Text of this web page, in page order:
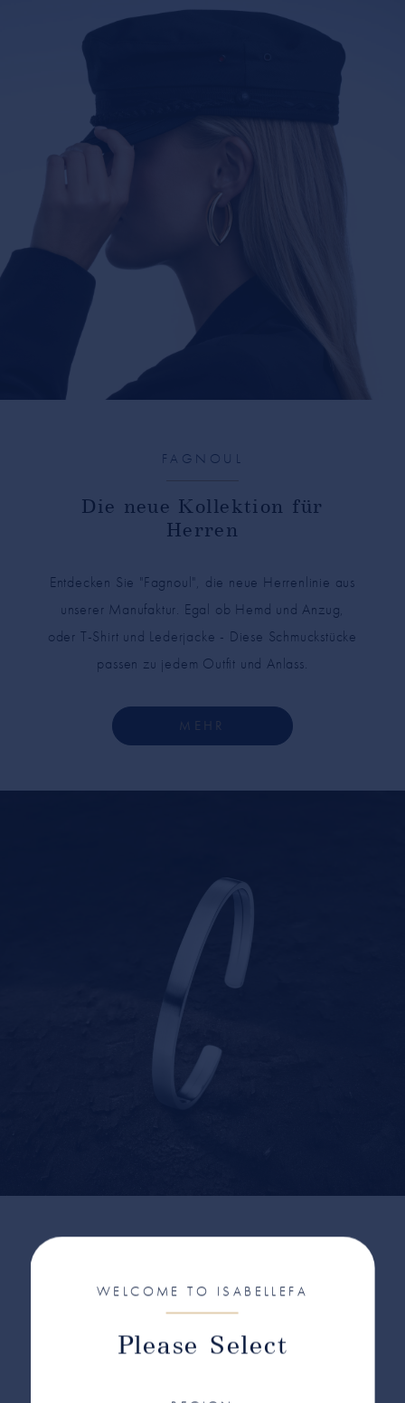
FAGNOUL
Die neue Kollektion für
Herren
Entdecken Sie "Fagnoul", die neue Herrenlinie aus
unserer Manufaktur. Egal ob Hemd und Anzug,
oder T-Shirt und Lederjacke - Diese Schmuckstücke
passen zu jedem Outfit und Anlass.
MEHR
Das neue LOOKBOOK
Erhalten Sie eine kostenlose Ausgabe des neuen
WELCOME TO ISABELLEFA
Please Select